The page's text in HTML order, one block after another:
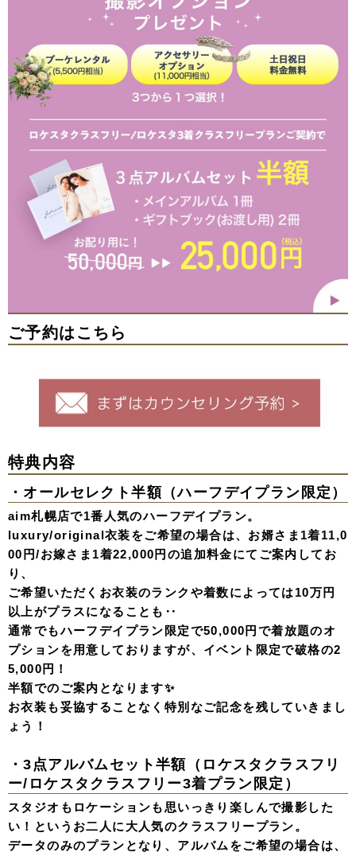
ご予約はこちら
特典内容
・オールセレクト半額（ハーフデイプラン限定）
aim札幌店で1番人気のハーフデイプラン。
luxury/original衣装をご希望の場合は、お婿さま1着11,0
00円/お嫁さま1着22,000円の追加料金にてご案内してお
り、
ご希望いただくお衣装のランクや着数によっては10万円
以上がプラスになることも‥
通常でもハーフデイプラン限定で50,000円で着放題のオ
プションを用意しておりますが、イベント限定で破格の2
5,000円！
半額でのご案内となります✨
お衣装も妥協することなく特別なご記念を残していきまし
ょう！
・3点アルバムセット半額（ロケスタクラスフリ
ー/ロケスタクラスフリー3着プラン限定）
スタジオもロケーションも思いっきり楽しんで撮影した
い！というお二人に大人気のクラスフリープラン。
データのみのプランとなり、アルバムをご希望の場合は、